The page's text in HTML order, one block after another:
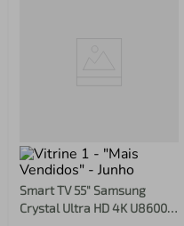
Smart TV 55" Samsung
Crystal Ultra HD 4K U8600F